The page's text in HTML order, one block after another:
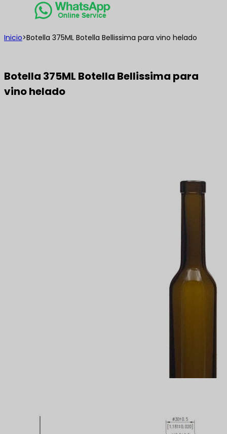
Inicio>Botella 375ML Botella Bellissima para vino helado
Botella 375ML Botella Bellissima para
vino helado